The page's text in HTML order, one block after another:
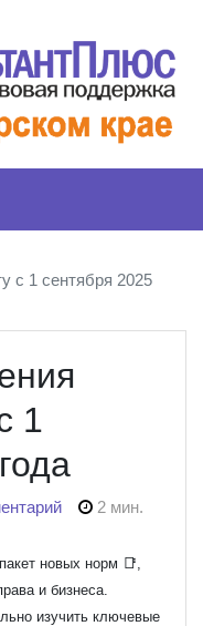
с 1 сентября 2025
1
2 мин.
новых норм 📑,
и бизнеса.
изучить ключевые